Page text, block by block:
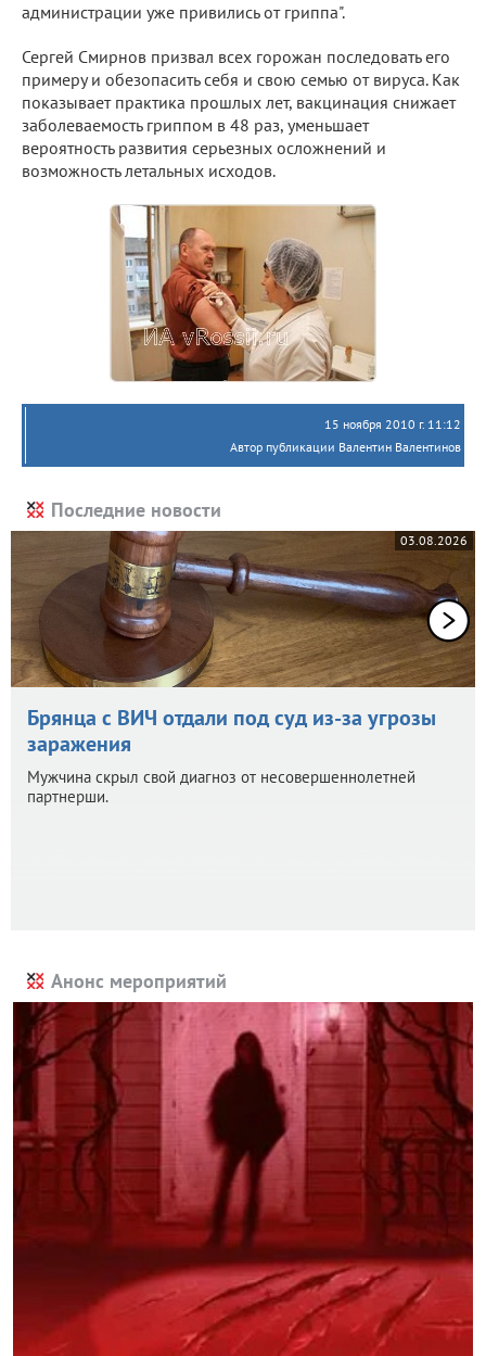
администрации уже привились от гриппа".
Сергей Смирнов призвал всех горожан последовать его
примеру и обезопасить себя и свою семью от вируса. Как
показывает практика прошлых лет, вакцинация снижает
заболеваемость гриппом в 48 раз, уменьшает
вероятность развития серьезных осложнений и
возможность летальных исходов.
15 ноября 2010 г. 11:12
Автор публикации Валентин Валентинов
Последние новости
03.08.2026
Брянца с ВИЧ отдали под суд из-за угрозы
заражения
Мужчина скрыл свой диагноз от несовершеннолетней
партнерши.
Анонс мероприятий